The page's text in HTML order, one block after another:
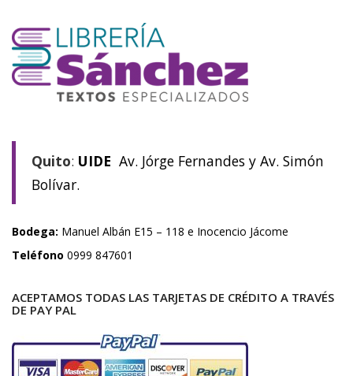
Quito: UIDE Av. Jórge Fernandes y Av. Simón
Bolívar.
Bodega: Manuel Albán E15 – 118 e Inocencio Jácome
Teléfono 0999 847601
ACEPTAMOS TODAS LAS TARJETAS DE CRÉDITO A TRAVÉS
DE PAY PAL